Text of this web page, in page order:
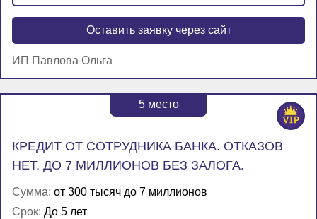
Оставить заявку через сайт
ИП Павлова Ольга
5место
КРЕДИТ ОТ СОТРУДНИКА БАНКА. ОТКАЗОВ
НЕТ. ДО 7 МИЛЛИОНОВ БЕЗ ЗАЛОГА.
Сумма: от 300 тысяч до 7 миллионов
Срок: До 5 лет